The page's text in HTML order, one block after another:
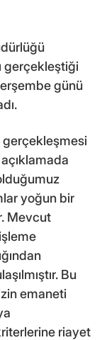
gerçekleştiği
günü
gerçekleşmesi
yoğun bir
Mevcut
Bu
emaneti
riayet